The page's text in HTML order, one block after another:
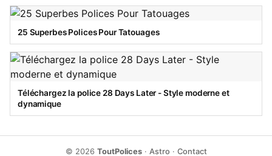
25 Superbes Polices Pour Tatouages
Téléchargez la police 28 Days Later - Style moderne et
dynamique
© 2026 ToutPolices· Astro · Contact